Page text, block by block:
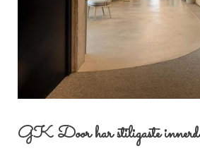
GK Door har stiligaste